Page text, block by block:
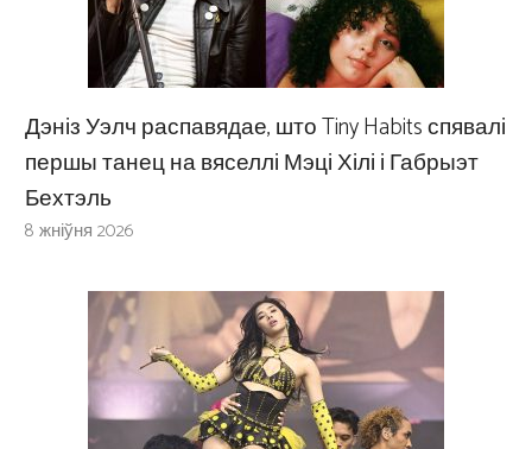
Дэніз Уэлч распавядае, што Tiny Habits спявалі
першы танец на вяселлі Мэці Хілі і Габрыэт
Бехтэль
8 жніўня 2026